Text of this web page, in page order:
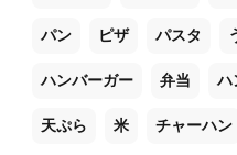
パン ピザ パスタ
ハンバーガー 弁当 ハ
天ぷら 米 チャーハン